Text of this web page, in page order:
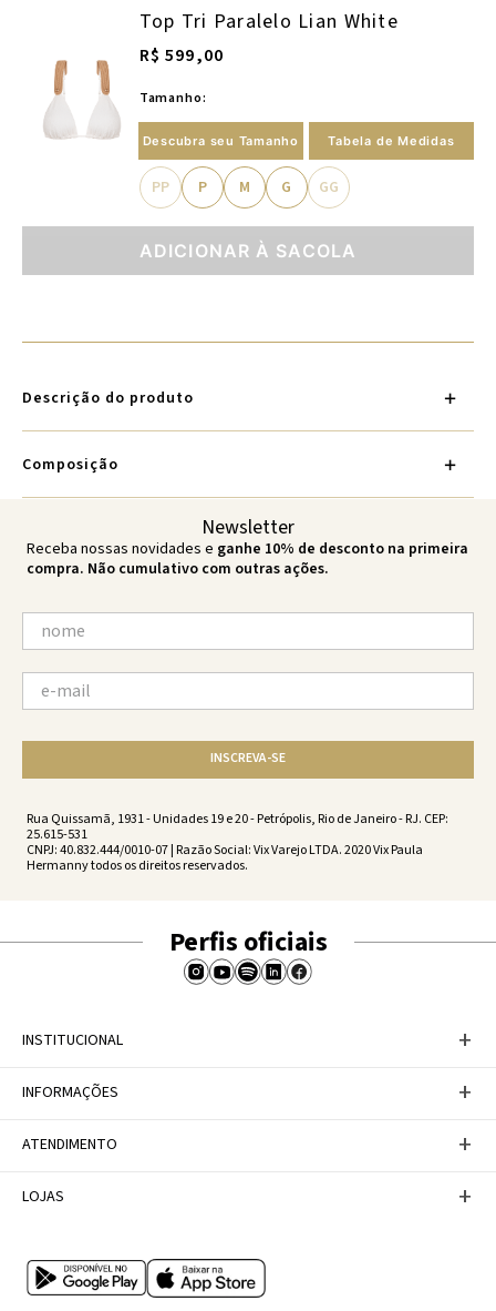
Top Tri Paralelo Lian White
R$ 599,00
Tamanho:
Descubra seu Tamanho Tabela de Medidas
PP P M G GG
ADICIONAR À SACOLA
Descrição do produto
Composição
Newsletter
Receba nossas novidades e ganhe 10% de desconto na primeira
compra. Não cumulativo com outras ações.
INSCREVA-SE
Rua Quissamã, 1931 - Unidades 19 e 20 - Petrópolis, Rio de Janeiro - RJ. CEP:
25.615-531
CNPJ: 40.832.444/0010-07 | Razão Social: Vix Varejo LTDA. 2020 Vix Paula
Hermanny todos os direitos reservados.
Perfis oficiais
INSTITUCIONAL +
A Marca
Trabalhe conosco
INFORMAÇÕES +
Política de Privacidade
Tabela de Medidas
ATENDIMENTO +
Personal Shopper
LOJAS +
Multimarcas